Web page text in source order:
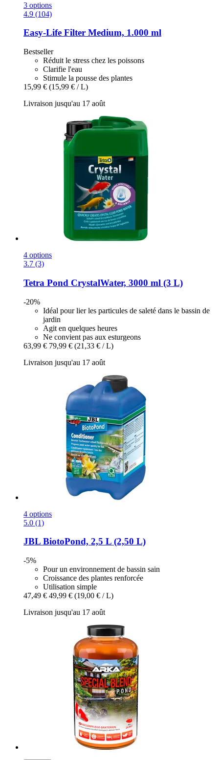
3 options
4.9 (104)
Easy-Life Filter Medium, 1.000 ml
Bestseller
Réduit le stress chez les poissons
Clarifie l'eau
Stimule la pousse des plantes
15,99 € (15,99 € / L)
Livraison jusqu'au 17 août
4 options
3.7 (3)
Tetra Pond CrystalWater, 3000 ml (3 L)
-20%
Idéal pour lier les particules de saleté dans le bassin de
jardin
Agit en quelques heures
Ne convient pas aux esturgeons
63,99 € 79,99 € (21,33 € / L)
Livraison jusqu'au 17 août
4 options
5.0 (1)
JBL BiotoPond, 2,5 L (2,50 L)
-5%
Pour un environnement de bassin sain
Croissance des plantes renforcée
Utilisation simple
47,49 € 49,99 € (19,00 € / L)
Livraison jusqu'au 17 août